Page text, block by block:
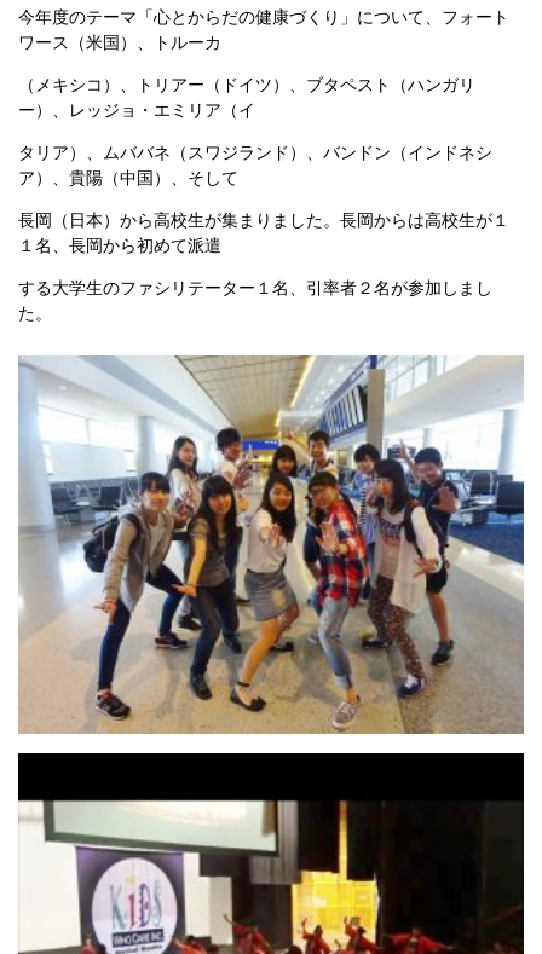
今年度のテーマ「心とからだの健康づくり」について、フォート
ワース（米国）、トルーカ
（メキシコ）、トリアー（ドイツ）、ブタペスト（ハンガリ
ー）、レッジョ・エミリア（イ
タリア）、ムババネ（スワジランド）、バンドン（インドネシ
ア）、貴陽（中国）、そして
長岡（日本）から高校生が集まりました。長岡からは高校生が１
１名、長岡から初めて派遣
する大学生のファシリテーター１名、引率者２名が参加しまし
た。